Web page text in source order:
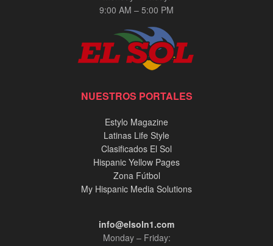
9:00 AM – 5:00 PM
NUESTROS PORTALES
Estylo Magazine
Latinas Life Style
Clasificados El Sol
Hispanic Yellow Pages
Zona Fútbol
My Hispanic Media Solutions
info@elsoln1.com
Monday – Friday: